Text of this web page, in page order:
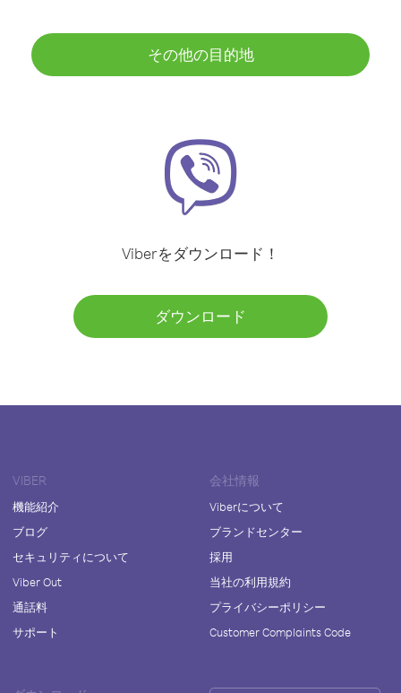
その他の目的地
Viberをダウンロード！
ダウンロード
VIBER
機能紹介
ブログ
セキュリティについて
Viber Out
通話料
サポート
会社情報
Viberについて
ブランドセンター
採用
当社の利用規約
プライバシーポリシー
Customer Complaints Code